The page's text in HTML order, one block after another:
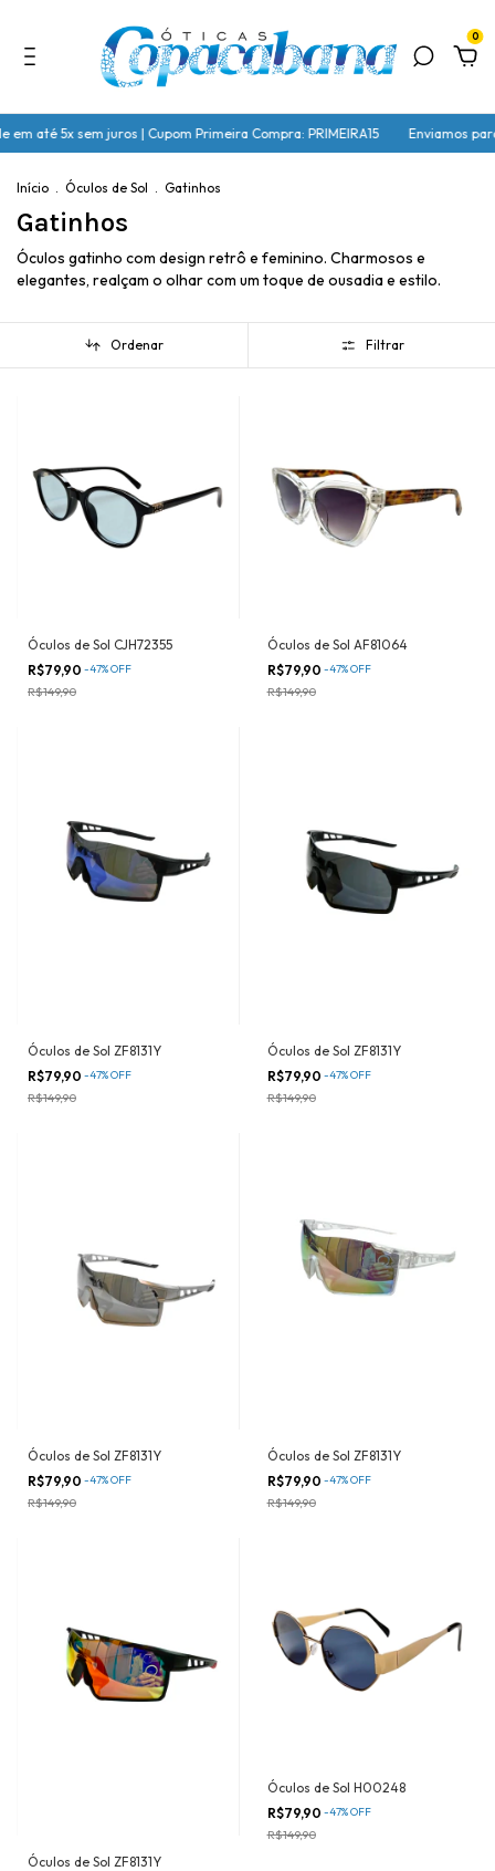
0
sem juros | Cupom Primeira Compra: PRIMEIRA15 Enviamos para todo
Início Óculos de Sol Gatinhos
Gatinhos
Óculos gatinho com design retrô e feminino. Charmosos e
elegantes, realçam o olhar com um toque de ousadia e estilo.
Ordenar Filtrar
Óculos de Sol CJH72355
R$79,90 -47%OFF
R$149,90
Óculos de Sol AF81064
R$79,90 -47%OFF
R$149,90
Óculos de Sol ZF8131Y
R$79,90 -47%OFF
R$149,90
Óculos de Sol ZF8131Y
R$79,90 -47%OFF
R$149,90
Óculos de Sol ZF8131Y
R$79,90 -47%OFF
R$149,90
Óculos de Sol ZF8131Y
R$79,90 -47%OFF
R$149,90
Óculos de Sol ZF8131Y
Óculos de Sol H00248
R$79,90 -47%OFF
R$149,90